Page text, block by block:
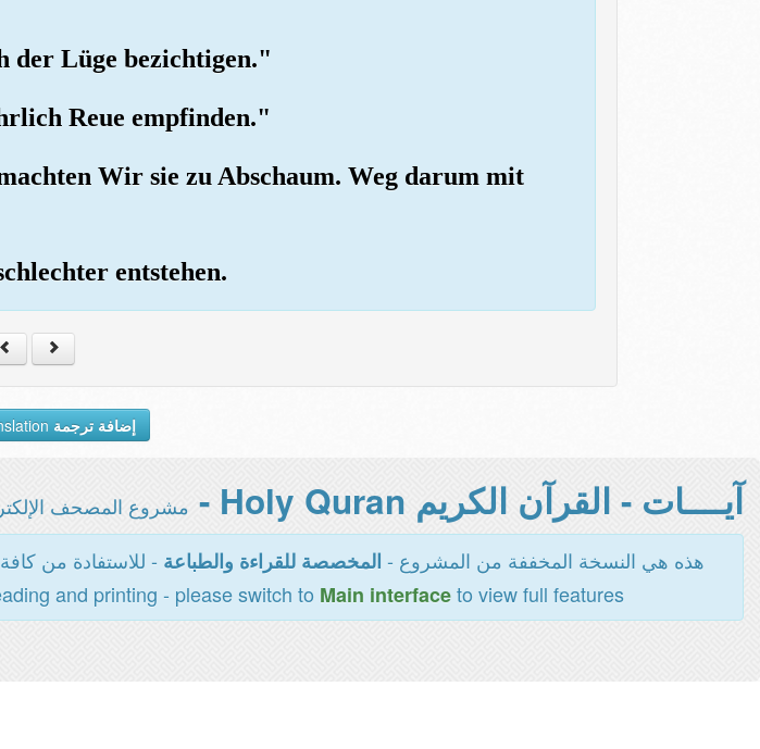
der Lüge bezichtigen."
Reue empfinden."
Wir sie zu Abschaum. Weg darum mit
entstehen.
إضافة ترجمة
آيــــات - القرآن الكريم Holy Quran - مشروع المصحف
هذه هي النسخة المخففة من المشروع - المخصصة للقراءة والطباعة - للاستفادة من
and printing - please switch to Main interfaceto view full features